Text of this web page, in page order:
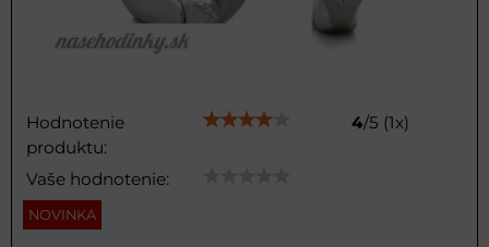
Hodnotenie
produktu:
4/5 (1x)
Vaše hodnotenie:
NOVINKA